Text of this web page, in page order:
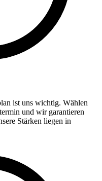
ist uns wichtig. Wählen
und wir garantieren
Stärken liegen in